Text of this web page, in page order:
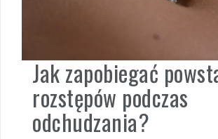
Jak zapobiegać
rozstępów podczas
odchudzania?